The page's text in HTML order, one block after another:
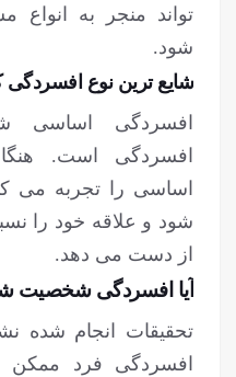
تواند منجر به
شود.
شایع ترین نوع
افسردگی اساسی
افسردگی است.
اساسی را تجربه می
شود و علاقه خود را
از دست می دهد.
آیا افسردگی شخصیت
تحقیقات انجام شده
افسردگی فرد